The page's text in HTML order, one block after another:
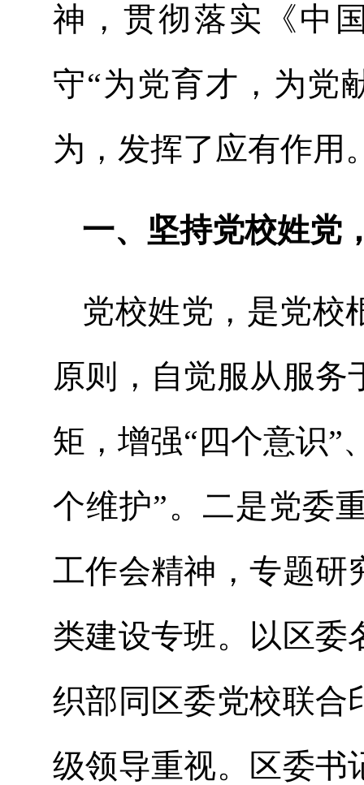
神，贯彻落实《中
守“为党育才，为党
为，发挥了应有作用
一、坚持党校姓党
党校姓党，是党校
原则，自觉服从服务
矩，增强“四个意识”
个维护”。二是党委
工作会精神，专题研
类建设专班。以区委
织部同区委党校联合
级领导重视。区委书